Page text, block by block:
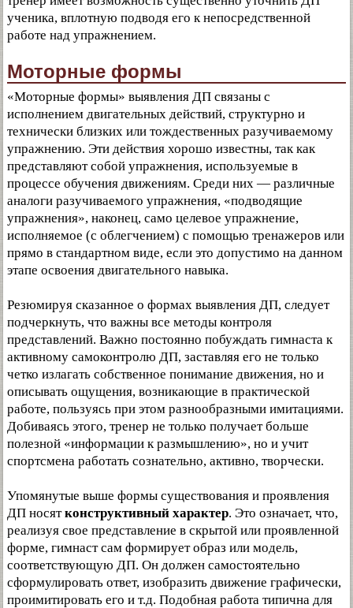
ученика, вплотную подводя его к непосредственной
работе над упражнением.
Моторные формы
«Моторные формы» выявления ДП связаны с
исполнением двигательных действий, структурно и
технически близких или тождественных разучиваемому
упражнению. Эти действия хорошо известны, так как
представляют собой упражнения, используемые в
процессе обучения движениям. Среди них — различные
аналоги разучиваемого упражнения, «подводящие
упражнения», наконец, само целевое упражнение,
исполняемое (с облегчением) с помощью тренажеров или
прямо в стандартном виде, если это допустимо на данном
этапе освоения двигательного навыка.
Резюмируя сказанное о формах выявления ДП, следует
подчеркнуть, что важны все методы контроля
представлений. Важно постоянно побуждать гимнаста к
активному самоконтролю ДП, заставляя его не только
четко излагать собственное понимание движения, но и
описывать ощущения, возникающие в практической
работе, пользуясь при этом разнообразными имитациями.
Добиваясь этого, тренер не только получает больше
полезной «информации к размышлению», но и учит
спортсмена работать сознательно, активно, творчески.
Упомянутые выше формы существования и проявления
ДП носятконструктивный характер. Это означает, что,
реализуя свое представление в скрытой или проявленной
форме, гимнаст сам формирует образ или модель,
соответствующую ДП. Он должен самостоятельно
сформулировать ответ, изобразить движение графически,
проимитировать его и т.д. Подобная работа типична для